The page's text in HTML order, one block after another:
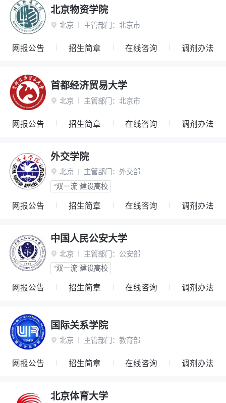
北京物资学院
 北京 主管部门： 北京市
网报公告 招生简章 在线咨询 调剂办法
首都经济贸易大学
 北京 主管部门： 北京市
网报公告 招生简章 在线咨询 调剂办法
外交学院
 北京 主管部门： 外交部
“双一流”建设高校
网报公告 招生简章 在线咨询 调剂办法
中国人民公安大学
 北京 主管部门： 公安部
“双一流”建设高校
网报公告 招生简章 在线咨询 调剂办法
国际关系学院
 北京 主管部门： 教育部
网报公告 招生简章 在线咨询 调剂办法
北京体育大学